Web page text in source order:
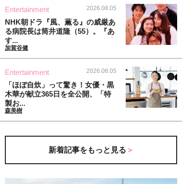
Entertainment 2026.08.05
NHK朝ドラ『風、薫る』の威厳あ
る病院長は筒井道隆（55）。『あ
す...
加賀谷健
Entertainment 2026.08.05
「ほぼ自炊」って驚き！女優・黒
木華が献立365日を全公開、「特
製お...
森美樹
新着記事をもっと見る